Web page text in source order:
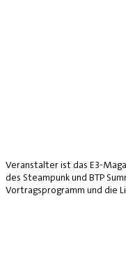
Veranstalter ist das E3-
des Steampunk und BTP
Vortragsprogramm und die